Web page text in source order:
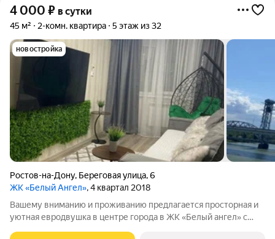
4 000 ₽ в сутки
45 м² 2-комн. квартира 5 этаж из 32
новостройка
Ростов-на-Дону, Береговая улица,6
ЖК «Белый Ангел», 4 квартал 2018
Вашему вниманию и проживанию предлагается просторная и
уютная евродвушка в центре города в ЖК «Белый ангел» с